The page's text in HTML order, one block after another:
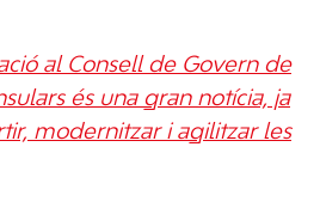
al Consell de Govern de
és una gran notícia, ja
modernitzar i agilitzar les